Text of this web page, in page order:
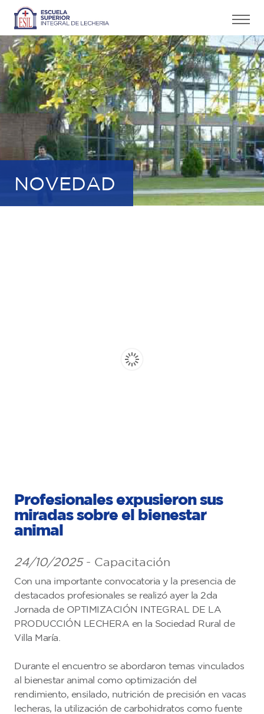
NOVEDAD
Profesionales expusieron sus
miradas sobre el bienestar
animal
24/10/2025- Capacitación
Con una importante convocatoria y la presencia de
destacados profesionales se realizó ayer la 2da
Jornada de OPTIMIZACIÓN INTEGRAL DE LA
PRODUCCIÓN LECHERA en la Sociedad Rural de
Villa María.
Durante el encuentro se abordaron temas vinculados
al bienestar animal como optimización del
rendimiento, ensilado, nutrición de precisión en vacas
lecheras, la utilización de carbohidratos como fuente